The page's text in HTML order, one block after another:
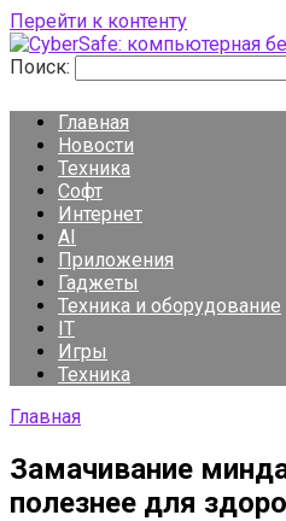
Перейти к контенту
Поиск:
Главная
Новости
Техника
Софт
Интернет
AI
Приложения
Гаджеты
Техника и оборудование
IT
Игры
Техника
Главная
Замачивание
полезнее для